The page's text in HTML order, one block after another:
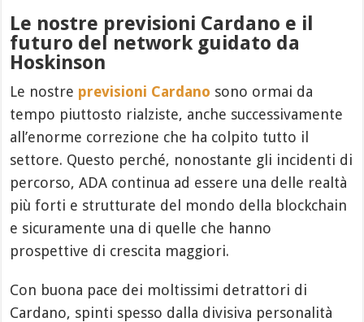
Le nostre previsioni Cardano e il
futuro del network guidato da
Hoskinson
Le nostre previsioni Cardano sono ormai da
tempo piuttosto rialziste, anche successivamente
all’enorme correzione che ha colpito tutto il
settore. Questo perché, nonostante gli incidenti di
percorso, ADA continua ad essere una delle realtà
più forti e strutturate del mondo della blockchain
e sicuramente una di quelle che hanno
prospettive di crescita maggiori.
Con buona pace dei moltissimi detrattori di
Cardano, spinti spesso dalla divisiva personalità